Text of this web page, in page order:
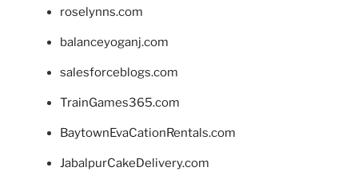
roselynns.com
balanceyoganj.com
salesforceblogs.com
TrainGames365.com
BaytownEvaCationRentals.com
JabalpurCakeDelivery.com